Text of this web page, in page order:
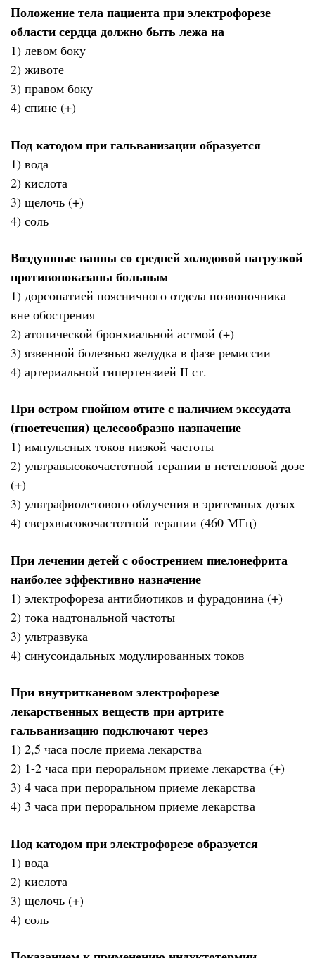
Положение тела пациента при электрофорезе
области сердца должно быть лежа на
1) левом боку
2) животе
3) правом боку
4) спине (+)
Под катодом при гальванизации образуется
1) вода
2) кислота
3) щелочь (+)
4) соль
Воздушные ванны со средней холодовой нагрузкой
противопоказаны больным
1) дорсопатией поясничного отдела позвоночника
вне обострения
2) атопической бронхиальной астмой (+)
3) язвенной болезнью желудка в фазе ремиссии
4) артериальной гипертензией II ст.
При остром гнойном отите с наличием экссудата
(гноетечения) целесообразно назначение
1) импульсных токов низкой частоты
2) ультравысокочастотной терапии в нетепловой дозе
(+)
3) ультрафиолетового облучения в эритемных дозах
4) сверхвысокочастотной терапии (460 МГц)
При лечении детей с обострением пиелонефрита
наиболее эффективно назначение
1) электрофореза антибиотиков и фурадонина (+)
2) тока надтональной частоты
3) ультразвука
4) синусоидальных модулированных токов
При внутритканевом электрофорезе
лекарственных веществ при артрите
гальванизацию подключают через
1) 2,5 часа после приема лекарства
2) 1-2 часа при пероральном приеме лекарства (+)
3) 4 часа при пероральном приеме лекарства
4) 3 часа при пероральном приеме лекарства
Под катодом при электрофорезе образуется
1) вода
2) кислота
3) щелочь (+)
4) соль